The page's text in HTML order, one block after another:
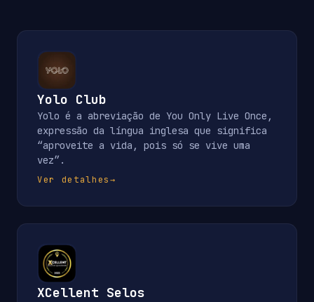
Yolo Club
Yolo é a abreviação de You Only Live Once,
expressão da língua inglesa que significa
“aproveite a vida, pois só se vive uma
vez”.
Ver detalhes→
XCellent Selos